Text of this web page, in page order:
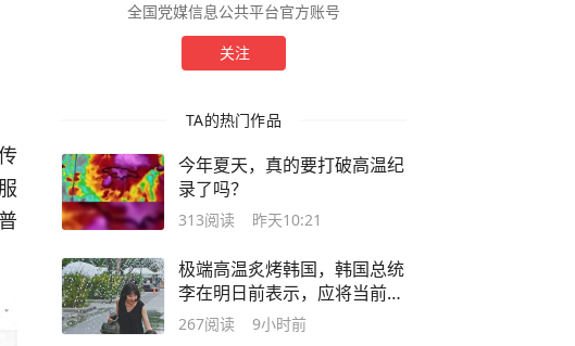
全国党媒信息公共平台官方账号
关注
TA的热门作品
今年夏天，真的要打破高温纪
录了吗？
313阅读 昨天10:21
极端高温炙烤韩国，韩国总统
李在明日前表示，应将当前状
况视为“国家灾难事态”
267阅读 9小时前